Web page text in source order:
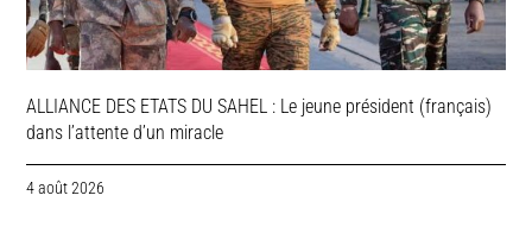
ALLIANCE DES ETATS DU SAHEL : Le jeune président (français)
dans l’attente d’un miracle
4 août 2026